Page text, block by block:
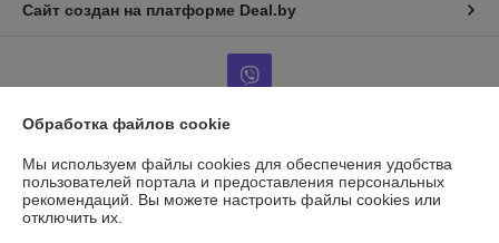
Сайт создан на платформе Deal.by
Информация для покупателя
Юридическое лицо:ООО "ГАЗАВТОТОРГ"
г.Минск, ул.Бабушкина д.25, каб14
Обработка файлов cookie
Мы используем файлы cookies для обеспечения удобства
пользователей портала и предоставления персональных
рекомендаций. Вы можете настроить файлы cookies или
отключить их.